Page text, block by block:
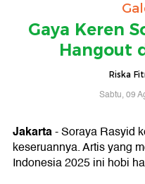
Gaya Keren
Hangout
Riska
Sabtu, 09
Jakarta- Soraya Rasyid
keseruannya. Artis yang
Indonesia 2025 ini hobi